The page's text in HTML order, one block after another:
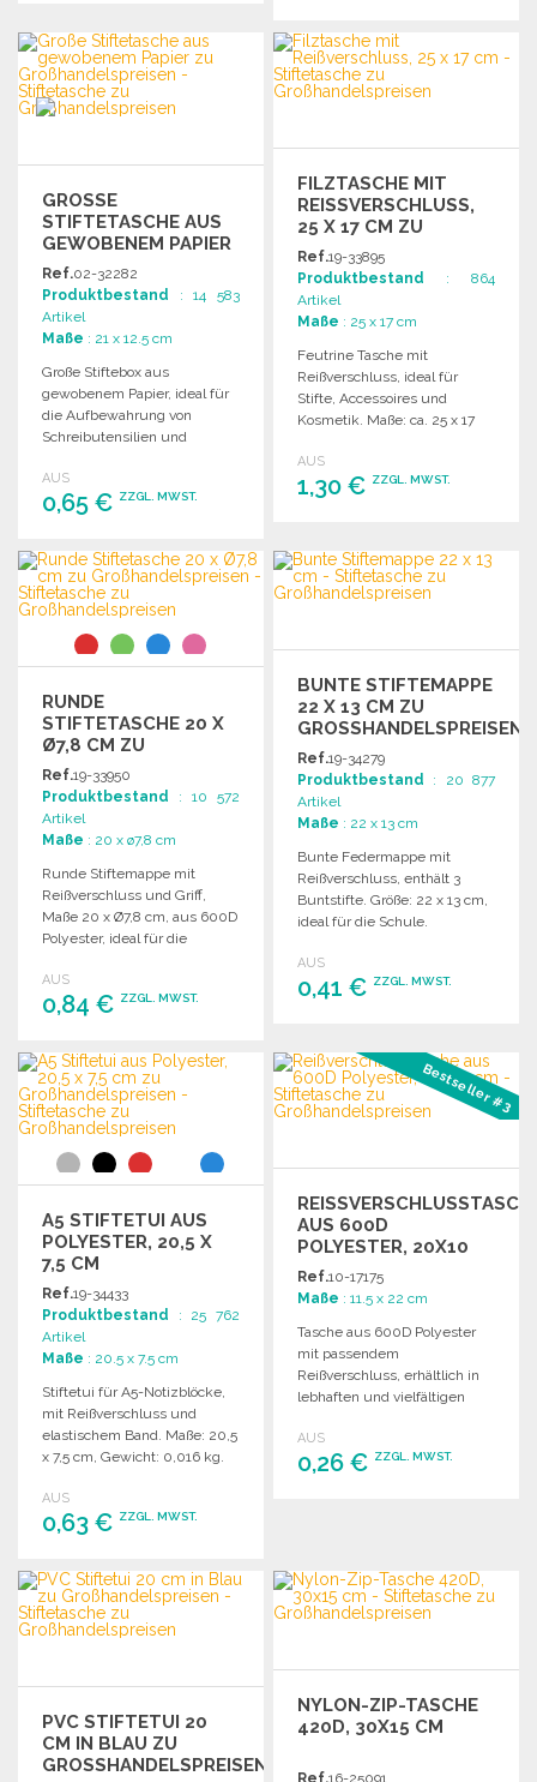
Angebot anfordern
BESTELLEN
Angebot anfordern
GROSSE S
TIFTETASCHE AUS G
EWOBENEM PAPIER Z
U G
ROSSHANDELSPREISEN
Ref.02-32282
Produktbestand : 14 583
Artikel
Maße : 21 x 12.5 cm
Große Stiftebox aus
gewobenem Papier, ideal für
die Aufbewahrung von
Schreibutensilien und
AUS
0,65 € ZZGL. MWST.
BESTELLEN
Angebot anfordern
FILZTASCHE MIT
REISSVERSCHLUSS, 2
5 X 17 CM ZU G
ROSSHANDELSPREISEN
Ref.19-33895
Produktbestand : 864
Artikel
Maße : 25 x 17 cm
Feutrine Tasche mit
Reißverschluss, ideal für
Stifte, Accessoires und
Kosmetik. Maße: ca. 25 x 17
AUS
1,30 € ZZGL. MWST.
Angebot anfordern
RUNDE
STIFTETASCHE 20 X
Ø7,8 CM ZU
GROSSHANDELSPREISEN
Ref.19-33950
Produktbestand : 10 572
Artikel
Maße : 20 x ø7,8 cm
Runde Stiftemappe mit
Reißverschluss und Griff,
Maße 20 x Ø7,8 cm, aus 600D
Polyester, ideal für die
AUS
0,84 € ZZGL. MWST.
BESTELLEN
Angebot anfordern
BUNTE STIFTEMAPPE
22 X 13 CM ZU
GROSSHANDELSPREISEN
Ref.19-34279
Produktbestand : 20 877
Artikel
Maße : 22 x 13 cm
Bunte Federmappe mit
Reißverschluss, enthält 3
Buntstifte. Größe: 22 x 13 cm,
ideal für die Schule.
AUS
0,41 € ZZGL. MWST.
Angebot anfordern
A5 STIFTETUI AUS
POLYESTER, 20,5 X
7,5 CM
Ref.19-34433
Produktbestand : 25 762
Artikel
Maße : 20.5 x 7.5 cm
Stiftetui für A5-Notizblöcke,
mit Reißverschluss und
elastischem Band. Maße: 20,5
x 7,5 cm, Gewicht: 0,016 kg.
AUS
0,63 € ZZGL. MWST.
BESTELLEN
Angebot anfordern
Bestseller #3
REISSVERSCHLUSSTASCHE
US 600D P
OLYESTER, 20X10 C
M
Ref.10-17175
Maße : 11.5 x 22 cm
Tasche aus 600D Polyester
mit passendem
Reißverschluss, erhältlich in
lebhaften und vielfältigen
täglichen Gebrauch.
AUS
0,26 € ZZGL. MWST.
PVC STIFTETUI 20
CM IN BLAU ZU
GROSSHANDELSPREISEN
NYLON-ZIP-TASCHE
420D, 30X15 CM
Ref.16-25091